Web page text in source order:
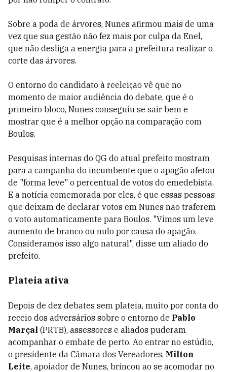
Sobre a poda de árvores, Nunes afirmou mais de uma
vez que sua gestão não fez mais por culpa da Enel,
que não desliga a energia para a prefeitura realizar o
corte das árvores.
O entorno do candidato à reeleição vê que no
momento de maior audiência do debate, que é o
primeiro bloco, Nunes conseguiu se sair bem e
mostrar que é a melhor opção na comparação com
Boulos.
Pesquisas internas do QG do atual prefeito mostram
para a campanha do incumbente que o apagão afetou
de "forma leve" o percentual de votos do emedebista.
E a notícia comemorada por eles, é que essas pessoas
que deixam de declarar votos em Nunes não traferem
o voto automaticamente para Boulos. "Vimos um leve
aumento de branco ou nulo por causa do apagão.
Consideramos isso algo natural", disse um aliado do
prefeito.
Plateia ativa
Depois de dez debates sem plateia, muito por conta do
receio dos adversários sobre o entorno de Pablo
Marçal (PRTB), assessores e aliados puderam
acompanhar o embate de perto. Ao entrar no estúdio,
o presidente da Câmara dos Vereadores, Milton
Leite, apoiador de Nunes, brincou ao se acomodar no